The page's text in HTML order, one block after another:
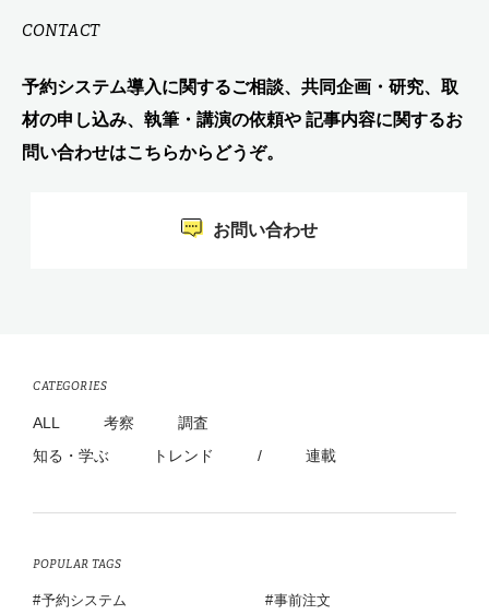
CONTACT
予約システム導入に関するご相談、共同企画・研究、取
材の申し込み、執筆・講演の依頼や 記事内容に関するお
問い合わせはこちらからどうぞ。
お問い合わせ
CATEGORIES
ALL 考察
調査
知る・学ぶ
トレンド / 連載
POPULAR TAGS
予約システム 事前注文